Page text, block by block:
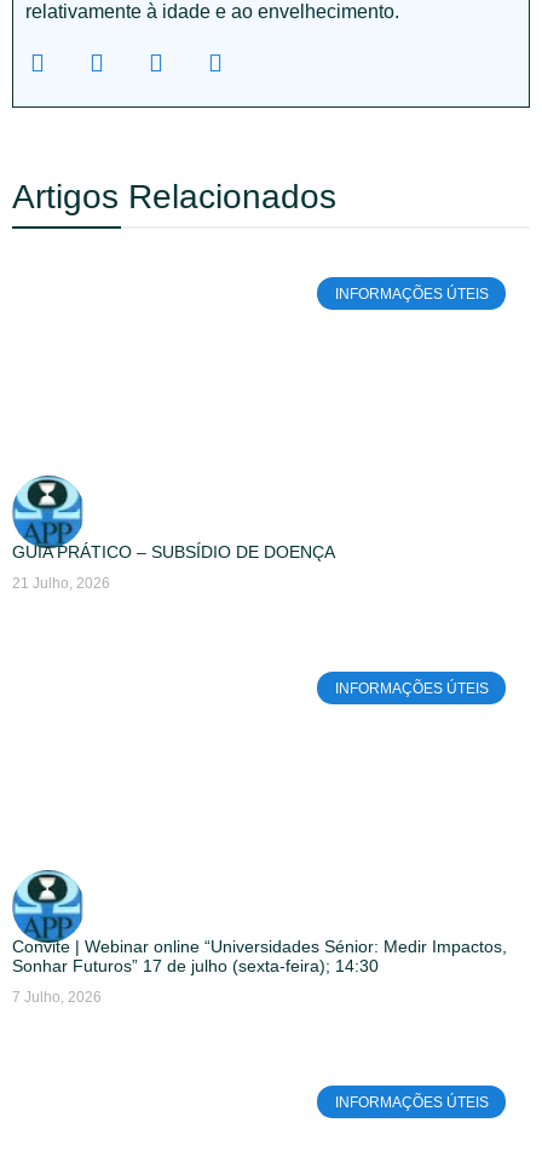
relativamente à idade e ao envelhecimento.
Artigos Relacionados
INFORMAÇÕES ÚTEIS
GUIA PRÁTICO – SUBSÍDIO DE DOENÇA
21 Julho, 2026
INFORMAÇÕES ÚTEIS
Convite | Webinar online “Universidades Sénior: Medir Impactos,
Sonhar Futuros” 17 de julho (sexta-feira); 14:30
7 Julho, 2026
INFORMAÇÕES ÚTEIS